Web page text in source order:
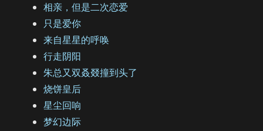
相亲，但是二次恋爱
只是爱你
来自星星的呼唤
行走阴阳
朱总又双叒叕撞到头了
烧饼皇后
星尘回响
梦幻边际